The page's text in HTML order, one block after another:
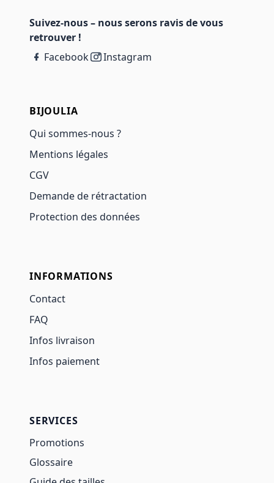
Suivez-nous – nous serons ravis de vous
retrouver !
Facebook
Instagram
BIJOULIA
Qui sommes-nous ?
Mentions légales
CGV
Demande de rétractation
Protection des données
INFORMATIONS
Contact
FAQ
Infos livraison
Infos paiement
SERVICES
Promotions
Glossaire